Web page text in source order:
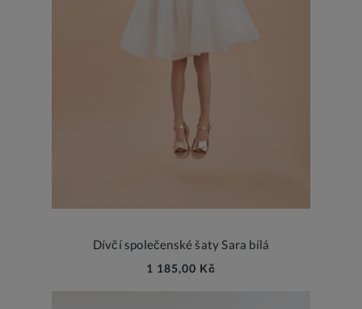
Dívčí společenské šaty Sara bílá
1 185,00 Kč